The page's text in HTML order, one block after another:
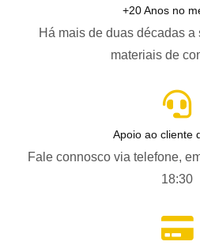
+20 Anos no
Há mais de duas décadas
materiais de
Apoio ao cliente
Fale connosco via telefone,
18:30